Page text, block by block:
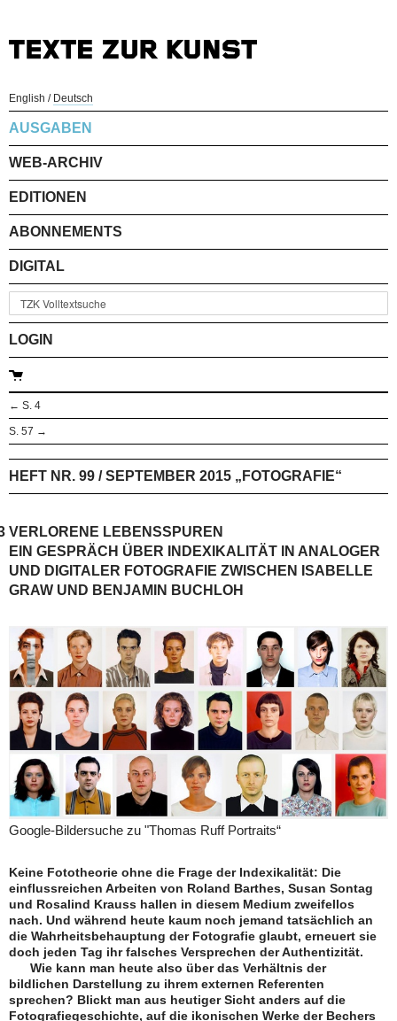
English / Deutsch
AUSGABEN
WEB-ARCHIV
EDITIONEN
ABONNEMENTS
DIGITAL
LOGIN
← S. 4
S. 57 →
HEFT NR. 99 / SEPTEMBER 2015 „FOTOGRAFIE“
VERLORENE LEBENSSPUREN
EIN GESPRÄCH ÜBER INDEXIKALITÄT IN ANALOGER
UND DIGITALER FOTOGRAFIE ZWISCHEN ISABELLE
GRAW UND BENJAMIN BUCHLOH
Google-Bildersuche zu "Thomas Ruff Portraits“
Keine Fototheorie ohne die Frage der Indexikalität: Die
einflussreichen Arbeiten von Roland Barthes, Susan Sontag
und Rosalind Krauss hallen in diesem Medium zweifellos
nach. Und während heute kaum noch jemand tatsächlich an
die Wahrheitsbehauptung der Fotografie glaubt, erneuert sie
doch jeden Tag ihr falsches Versprechen der Authentizität.
Wie kann man heute also über das Verhältnis der
bildlichen Darstellung zu ihrem externen Referenten
sprechen? Blickt man aus heutiger Sicht anders auf die
Fotografiegeschichte, auf die ikonischen Werke der Bechers